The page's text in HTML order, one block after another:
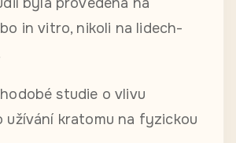
in vitro, nikoli na lidech-
studie o vlivu
užívání kratomu na fyzickou